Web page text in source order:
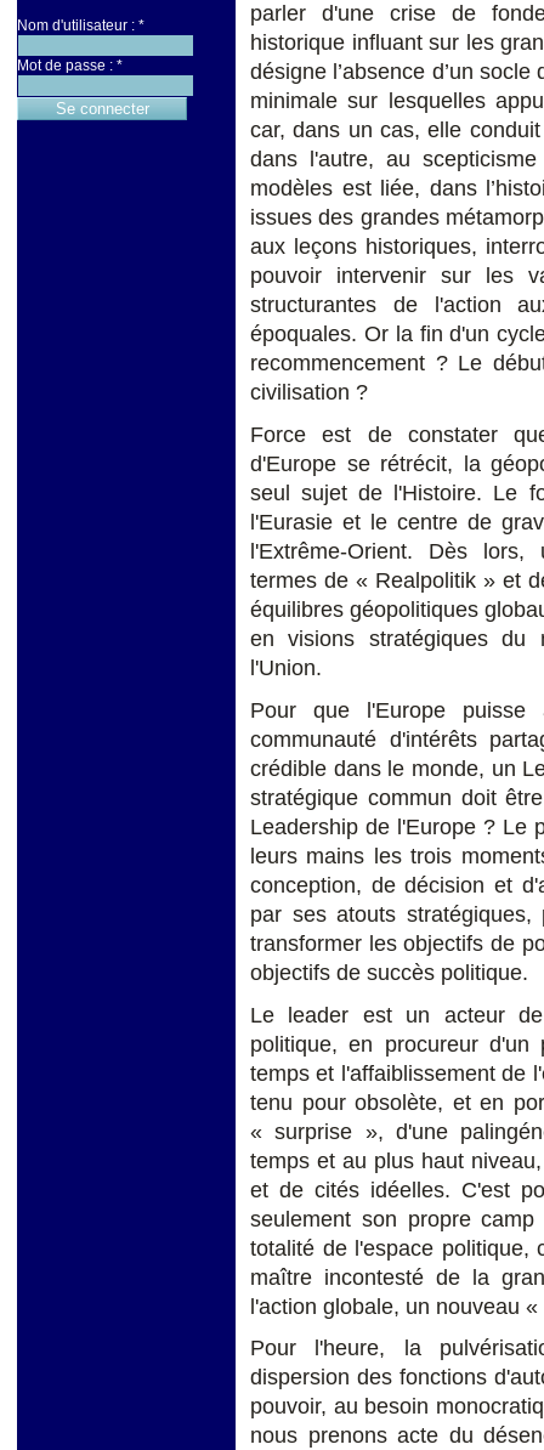
Nom d'utilisateur : *
Mot de passe : *
parler d'une crise de
historique influant sur les
désigne l’absence d’un
minimale sur lesquelles
car, dans un cas, elle
dans l'autre, au
modèles est liée, dans
issues des grandes
aux leçons historiques,
pouvoir intervenir sur les
structurantes de l'action
époquales. Or la fin d'un
recommencement ? Le
civilisation ?
Force est de constater
d'Europe se rétrécit, la
seul sujet de l'Histoire. Le
l'Eurasie et le centre de
l'Extrême-Orient. Dès
termes de « Realpolitik » et
équilibres géopolitiques
en visions stratégiques du
l'Union.
Pour que l'Europe
communauté d'intérêts
crédible dans le monde, un
stratégique commun doit
Leadership de l'Europe ? Le
leurs mains les trois
conception, de décision et
par ses atouts
transformer les objectifs de
objectifs de succès politique.
Le leader est un acteur de
politique, en procureur
temps et l'affaiblissement de
tenu pour obsolète, et en
« surprise », d'une
temps et au plus haut
et de cités idéelles. C'est
seulement son propre
totalité de l'espace politique,
maître incontesté de la
l'action globale, un nouveau
Pour l'heure, la
dispersion des fonctions
pouvoir, au besoin
nous prenons acte du